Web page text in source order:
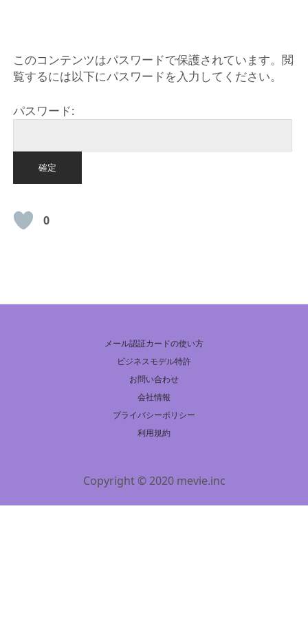
このコンテンツはパスワードで保護されています。閲
覧するには以下にパスワードを入力してください。
パスワード:
0
メール認証カードの使い方
ビジネスモデル特許
お問い合わせ
会社情報
プライバシーポリシー
利用規約
Copyright © 2020 mevie.inc